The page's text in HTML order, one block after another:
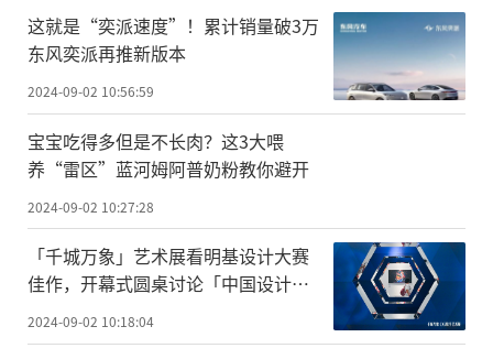
这就是“奕派速度”！累计销量破3万
东风奕派再推新版本
2024-09-02 10:56:59
宝宝吃得多但是不长肉？这3大喂
养“雷区”蓝河姆阿普奶粉教你避开
2024-09-02 10:27:28
「千城万象」艺术展看明基设计大赛
佳作，开幕式圆桌讨论「中国设计力
崛起」
2024-09-02 10:18:04